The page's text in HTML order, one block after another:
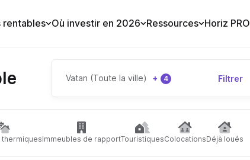
rentables Où investir en 2026 Ressources Horiz PRO
Vatan (Toute la ville) + 4 Filtrer
thermiquesImmeubles de rapportTouristiquesColocationsDéjà loués